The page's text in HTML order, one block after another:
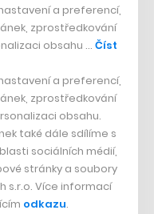
Rychlá zpráva
do čela
žena
– včera volili nového
a ve vedení
během kampaně
nebyl ani včera. I
přijít na 100 milionů
a preferencí,
zprostředkování
obsahu … Číst
a preferencí,
zprostředkování
obsahu.
také dále sdílíme s
sociálních médií,
stránky a soubory
s.r.o. Více informací
odkazu.